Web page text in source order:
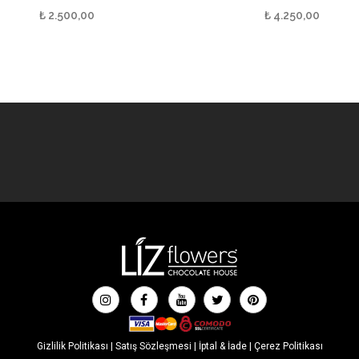
₺2.500,00 ₺ 4.250,00
Gizlilik Politikası Satış Sözleşmesi İptal & İade| Çerez Politikası